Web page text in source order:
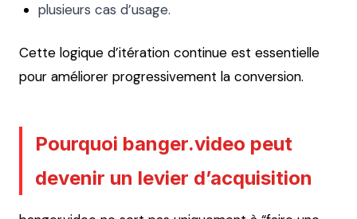
plusieurs cas d’usage.
Cette logique d’itération continue est essentielle
pour améliorer progressivement la conversion.
Pourquoi banger.video peut
devenir un levier d’acquisition